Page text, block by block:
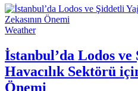
Weather
İstanbul’da Lodos ve
Havacılık Sektörü
Önemi